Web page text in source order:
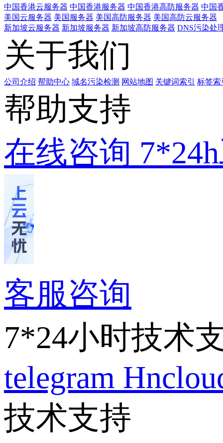
中国香港云服务器 中国香港服务器 中国香港高防服务器 中国
美国云服务器 美国服务器 美国高防服务器 美国高防云服务器
新加坡云服务器 新加坡服务器 新加坡高防服务器 DNS污染处
关于我们
公司介绍 帮助中心 域名污染检测 网站地图 关键词索引 标签索
帮助支持
在线咨询
客服咨询
7*24小时技术
telegram
技术支持